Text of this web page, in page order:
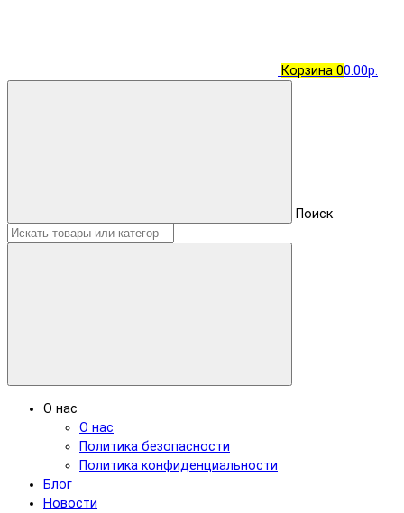
Корзина 00.00р.
Поиск
О нас
О нас
Политика безопасности
Политика конфиденциальности
Блог
Новости